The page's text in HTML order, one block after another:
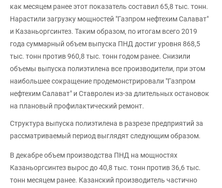
как месяцем ранее этот показатель составил 65,8 тыс. тонн.
Нарастили загрузку мощностей "Газпром нефтехим Салават"
и Казаньоргсинтез. Таким образом, по итогам всего 2019
года суммарный объем выпуска ПНД достиг уровня 868,5
тыс. тонн против 960,8 тыс. тонн годом ранее. Снизили
объемы выпуска полиэтилена все производители, при этом
наибольшее сокращение продемонстрировали "Газпром
нефтехим Салават" и Ставролен из-за длительных остановок
на плановый профилактический ремонт.
Структура выпуска полиэтилена в разрезе предприятий за
рассматриваемый период выглядят следующим образом.
В декабре объем производства ПНД на мощностях
Казаньоргсинтез вырос до 40,8 тыс. тонн против 36,6 тыс.
тонн месяцем ранее. Казанский производитель частично